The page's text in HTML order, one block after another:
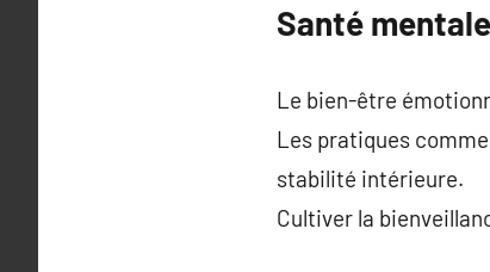
Santé
Le bien-être
Les pratiques
stabilité intérieure.
Cultiver la